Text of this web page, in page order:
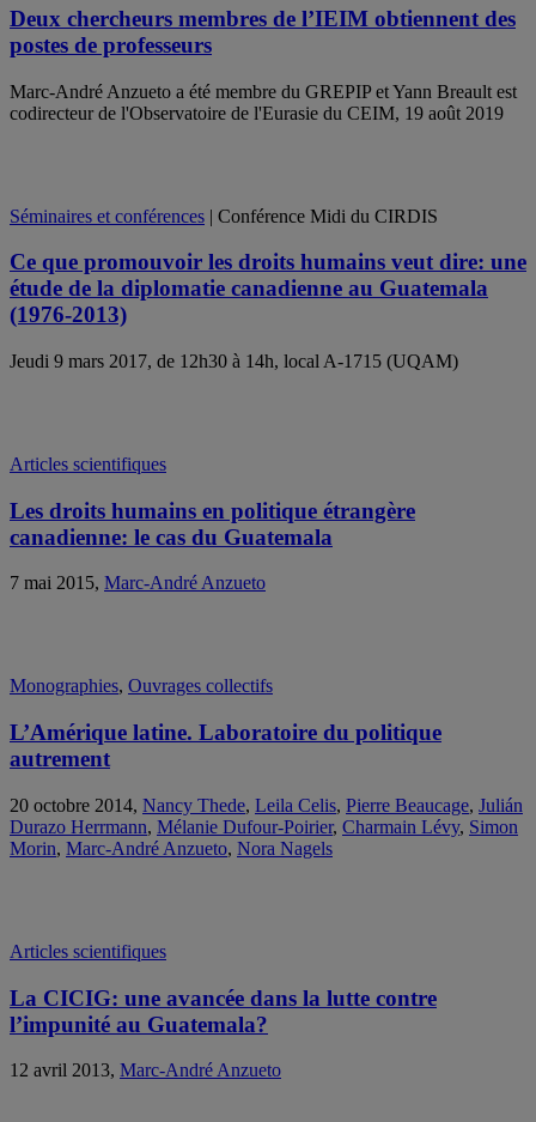
Deux chercheurs membres de l’IEIM obtiennent des
postes de professeurs
Marc-André Anzueto a été membre du GREPIP et Yann Breault est
codirecteur de l'Observatoire de l'Eurasie du CEIM, 19 août 2019
Séminaires et conférences | Conférence Midi du CIRDIS
Ce que promouvoir les droits humains veut dire: une
étude de la diplomatie canadienne au Guatemala
(1976-2013)
Jeudi 9 mars 2017, de 12h30 à 14h, local A-1715 (UQAM)
Articles scientifiques
Les droits humains en politique étrangère
canadienne: le cas du Guatemala
7 mai 2015, Marc-André Anzueto
Monographies, Ouvrages collectifs
L’Amérique latine. Laboratoire du politique
autrement
20 octobre 2014, Nancy Thede, Leila Celis, Pierre Beaucage, Julián
Durazo Herrmann, Mélanie Dufour-Poirier, Charmain Lévy, Simon
Morin, Marc-André Anzueto, Nora Nagels
Articles scientifiques
La CICIG: une avancée dans la lutte contre
l’impunité au Guatemala?
12 avril 2013, Marc-André Anzueto